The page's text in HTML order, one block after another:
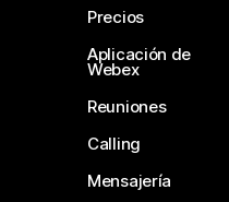
Precios
Aplicación de
Webex
Reuniones
Calling
Mensajería